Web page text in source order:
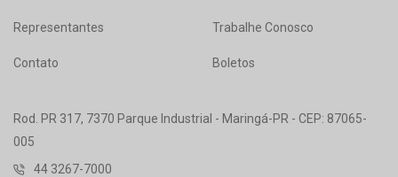
Representantes Trabalhe Conosco
Contato Boletos
Rod. PR 317, 7370 Parque Industrial - Maringá-PR - CEP: 87065-
005
44 3267-7000